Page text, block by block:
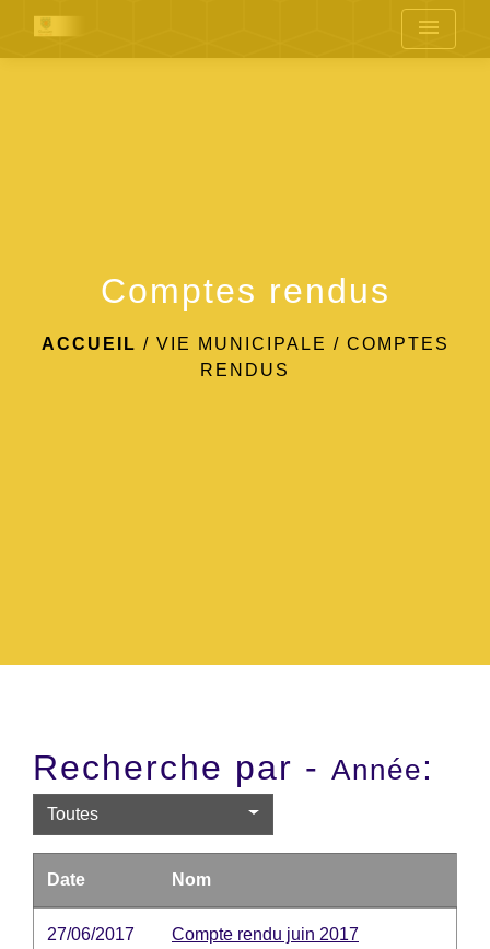
menu
Comptes rendus
ACCUEIL / VIE MUNICIPALE / COMPTES
RENDUS
Recherche par - Année:
Toutes
Date Nom
27/06/2017
Compte rendu juin 2017